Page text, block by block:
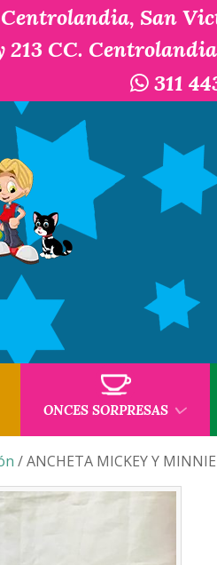
San
213 CC.
311
ONCES SORPRESAS
/ ANCHETA MICKEY Y MINNIE